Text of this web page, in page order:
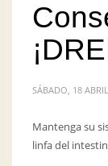
SÁBADO, 18
Mantenga su
linfa del